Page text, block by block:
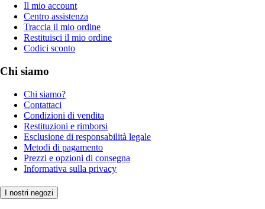
Il mio account
Centro assistenza
Traccia il mio ordine
Restituisci il mio ordine
Codici sconto
Chi siamo
Chi siamo?
Contattaci
Condizioni di vendita
Restituzioni e rimborsi
Esclusione di responsabilità legale
Metodi di pagamento
Prezzi e opzioni di consegna
Informativa sulla privacy
I nostri negozi